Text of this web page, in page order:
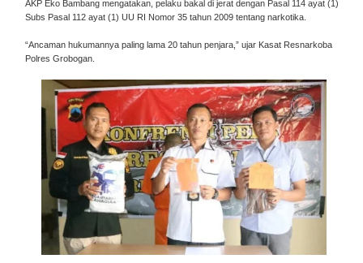
AKP Eko Bambang mengatakan, pelaku bakal di jerat dengan Pasal 114 ayat (1)
Subs Pasal 112 ayat (1) UU RI Nomor 35 tahun 2009 tentang narkotika.
“Ancaman hukumannya paling lama 20 tahun penjara,” ujar Kasat Resnarkoba
Polres Grobogan.